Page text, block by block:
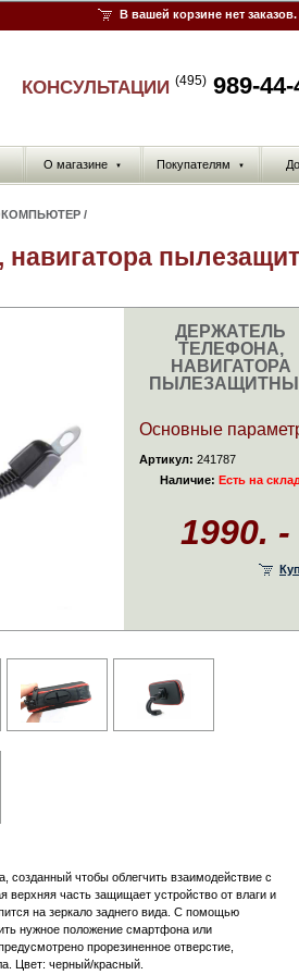
В вашей корзине нет заказов.
КОНСУЛЬТАЦИИ (495) 989-44-
О магазине ▼ Покупателям ▼
/
навигатора
ДЕРЖАТЕЛЬ
ТЕЛЕФОНА,
НАВИГАТОРА
Основные
Артикул: 241787
Наличие: Есть на
1990. -
чтобы облегчить взаимодействие с
верхняя часть защищает устройство от влаги и
на зеркало заднего вида. С помощью
нужное положение смартфона или
прорезиненное отверстие,
Цвет: черный/красный.